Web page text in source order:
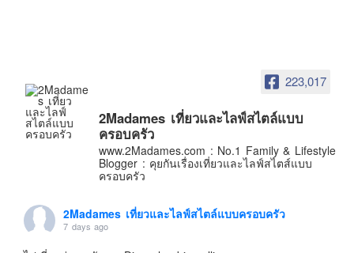
ฮ่องกง
ไต้หวัน
อเมริกา
223,017
2Madames เที่ยวและไลฟ์สไตล์แบบ
ครอบครัว
www.2Madames.com : No.1 Family & Lifestyle
Blogger : คุยกันเรื่องเที่ยวและไลฟ์สไตส์แบบ
ครอบครัว
2Madames เที่ยวและไลฟ์สไตล์แบบครอบครัว
7 days ago